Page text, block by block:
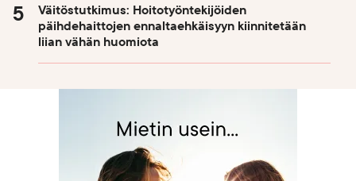
Väitöstutkimus: Hoitotyöntekijöiden
päihdehaittojen ennaltaehkäisyyn kiinnitetään
liian vähän huomiota